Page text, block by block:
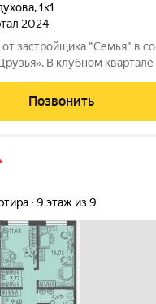
,1к1
2024
от застройщика "Семья" в
В клубном квартале
комната для детей и
Позвонить
9 этаж из 9